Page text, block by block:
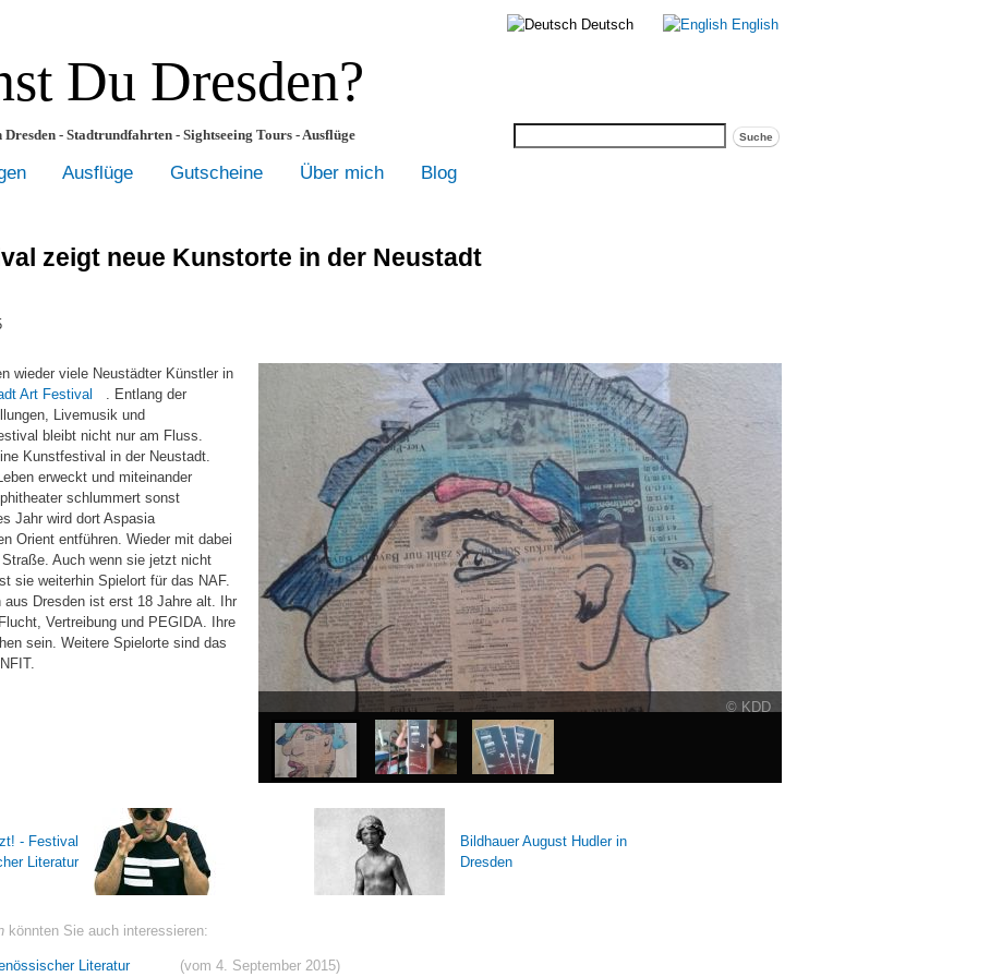
Du Dresden?
- Stadtrundfahrten - Sightseeing Tours - Ausflüge
Deutsch English
Ausflüge Gutscheine Über mich Blog
zeigt neue Kunstorte in der Neustadt
© KDD
4. Neustadt Art Festival © KDD
wieder viele Neustädter Künstler in
Art Festival (link
is
external)
. Entlang der
Livemusik und
bleibt nicht nur am Fluss.
Kunstfestival in der Neustadt.
erweckt und miteinander
schlummert sonst
Jahr wird dort Aspasia
Orient entführen. Wieder mit dabei
Auch wenn sie jetzt nicht
sie weiterhin Spielort für das NAF.
Dresden ist erst 18 Jahre alt. Ihr
Vertreibung und PEGIDA. Ihre
sein. Weitere Spielorte sind das
- Festival
Literatur
Bildhauer August Hudler in
Dresden
könnten Sie auch interessieren:
Literatur (vom 4. September 2015)